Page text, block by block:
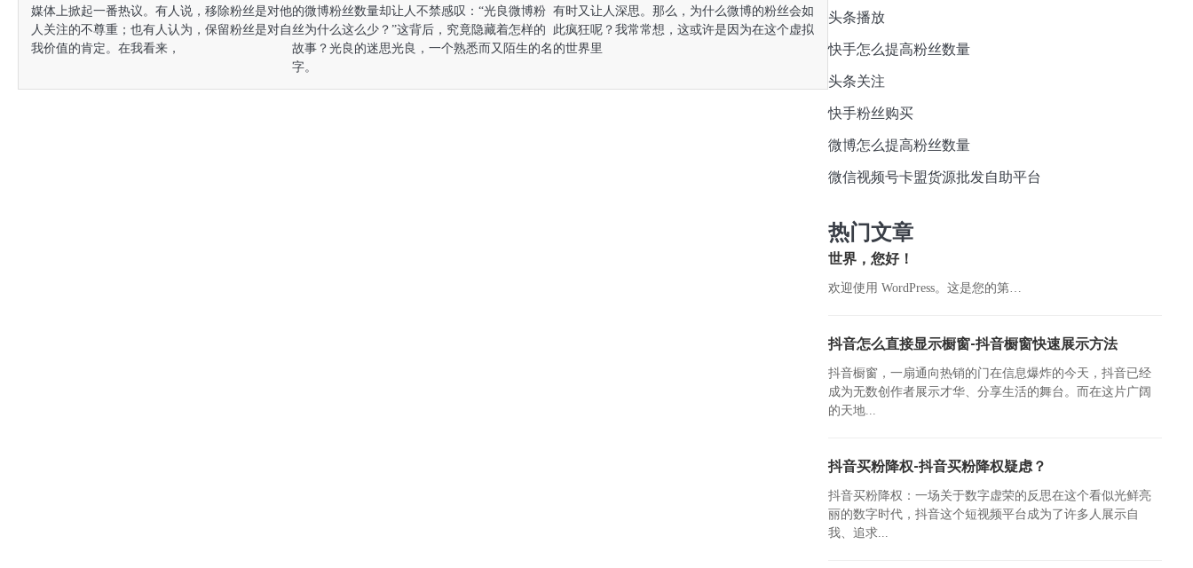
媒体上掀起一番热议。有人说，移除粉丝是对他
人关注的不尊重；也有人认为，保留粉丝是对自
我价值的肯定。在我看来，
的微博粉丝数量却让人不禁感叹：“光良微博粉
丝为什么这么少？”这背后，究竟隐藏着怎样的
故事？光良的迷思光良，一个熟悉而又陌生的名
字。
有时又让人深思。那么，为什么微博的粉丝会如
此疯狂呢？我常常想，这或许是因为在这个虚拟
的世界里
头条播放
快手怎么提高粉丝数量
头条关注
快手粉丝购买
微博怎么提高粉丝数量
微信视频号卡盟货源批发自助平台
热门文章
世界，您好！
欢迎使用 WordPress。这是您的第…
抖音怎么直接显示橱窗-抖音橱窗快速展示方法
抖音橱窗，一扇通向热销的门在信息爆炸的今天，抖音已经
成为无数创作者展示才华、分享生活的舞台。而在这片广阔
的天地...
抖音买粉降权-抖音买粉降权疑虑？
抖音买粉降权：一场关于数字虚荣的反思在这个看似光鲜亮
丽的数字时代，抖音这个短视频平台成为了许多人展示自
我、追求...